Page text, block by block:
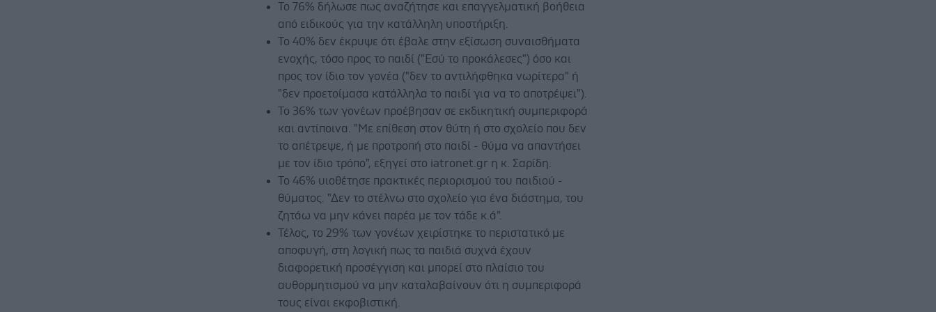
Το 76% δήλωσε πως αναζήτησε και επαγγελματική βοήθεια
από ειδικούς για την κατάλληλη υποστήριξη.
Το 40% δεν έκρυψε ότι έβαλε στην εξίσωση συναισθήματα
ενοχής, τόσο προς το παιδί ("Εσύ το προκάλεσες") όσο και
προς τον ίδιο τον γονέα ("δεν το αντιλήφθηκα νωρίτερα" ή
"δεν προετοίμασα κατάλληλα το παιδί για να το αποτρέψει").
Το 36% των γονέων προέβησαν σε εκδικητική συμπεριφορά
και αντίποινα. "Με επίθεση στον θύτη ή στο σχολείο που δεν
το απέτρεψε, ή με προτροπή στο παιδί - θύμα να απαντήσει
με τον ίδιο τρόπο", εξηγεί στο iatronet.gr η κ. Σαρίδη.
Το 46% υιοθέτησε πρακτικές περιορισμού του παιδιού -
θύματος. "Δεν το στέλνω στο σχολείο για ένα διάστημα, του
ζητάω να μην κάνει παρέα με τον τάδε κ.ά".
Τέλος, το 29% των γονέων χειρίστηκε το περιστατικό με
αποφυγή, στη λογική πως τα παιδιά συχνά έχουν
διαφορετική προσέγγιση και μπορεί στο πλαίσιο του
αυθορμητισμού να μην καταλαβαίνουν ότι η συμπεριφορά
τους είναι εκφοβιστική.